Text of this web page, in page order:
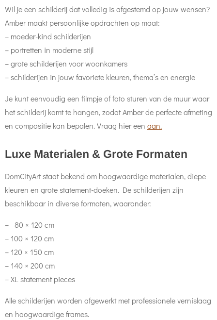
Wil je een schilderij dat volledig is afgestemd op jouw wensen?
Amber maakt persoonlijke opdrachten op maat:
– moeder-kind schilderijen
– portretten in moderne stijl
– grote schilderijen voor woonkamers
– schilderijen in jouw favoriete kleuren, thema’s en energie
Je kunt eenvoudig een filmpje of foto sturen van de muur waar
het schilderij komt te hangen, zodat Amber de perfecte afmeting
en compositie kan bepalen. Vraag hier een aan.
Luxe Materialen & Grote Formaten
DomCityArt staat bekend om hoogwaardige materialen, diepe
kleuren en grote statement-doeken. De schilderijen zijn
beschikbaar in diverse formaten, waaronder:
– 80 × 120 cm
– 100 × 120 cm
– 120 × 150 cm
– 140 × 200 cm
– XL statement pieces
Alle schilderijen worden afgewerkt met professionele vernislaag
en hoogwaardige frames.